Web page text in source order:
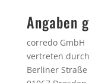
Angaben
corredo GmbH
vertreten
Berliner Straße